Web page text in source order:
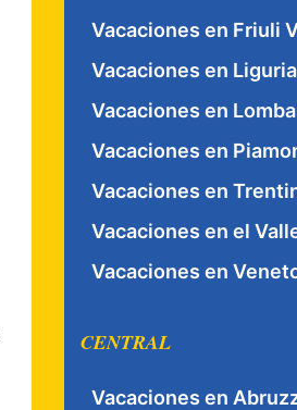
Vacaciones en Friuli
Vacaciones en Liguria
Vacaciones en
Vacaciones en
Vacaciones en
Vacaciones en el
Vacaciones en
CENTRAL
Vacaciones en